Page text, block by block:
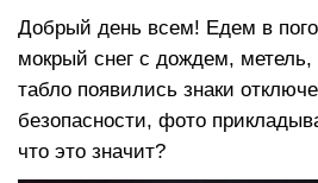
Добрый день всем! Едем в
мокрый снег с дождем, метель,
табло появились знаки
безопасности, фото
что это значит?